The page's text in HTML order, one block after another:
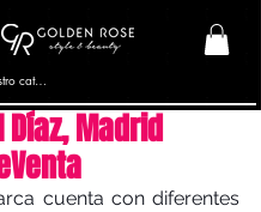
Madrid
cuenta con diferentes